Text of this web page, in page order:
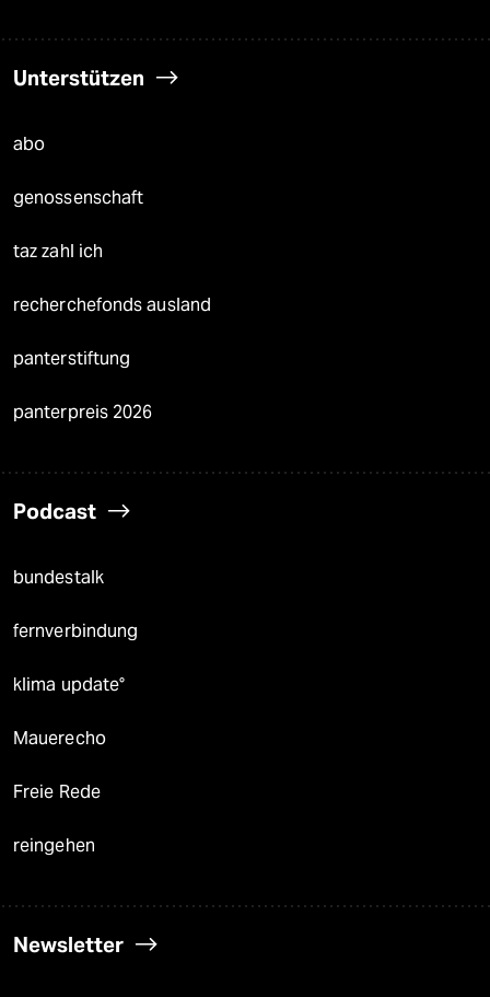
Unterstützen
abo
genossenschaft
taz zahl ich
recherchefonds ausland
panterstiftung
panterpreis 2026
Podcast
bundestalk
fernverbindung
klima update°
Mauerecho
Freie Rede
reingehen
Newsletter